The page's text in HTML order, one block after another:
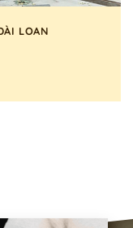
LOAN